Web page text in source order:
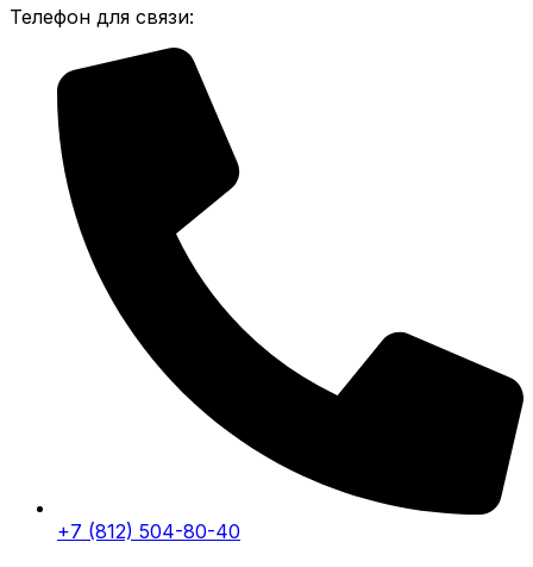
Телефон для связи:
+7 (812) 504-80-40